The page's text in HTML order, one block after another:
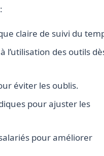
claire de suivi du
l’utilisation des outils
éviter les oublis.
pour ajuster les
pour améliorer